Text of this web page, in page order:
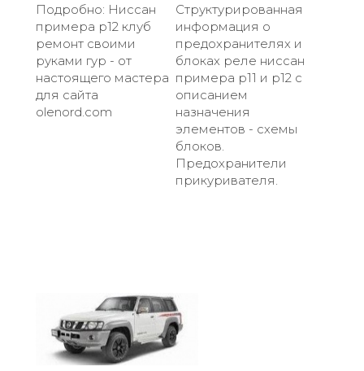
Подробно: Ниссан
примера р12 клуб
ремонт своими
руками гур - от
настоящего мастера
для сайта
olenord.com
Структурированная
информация о
предохранителях и
блоках реле ниссан
примера р11 и р12 с
описанием
назначения
элементов - схемы
блоков.
Предохранители
прикуривателя.